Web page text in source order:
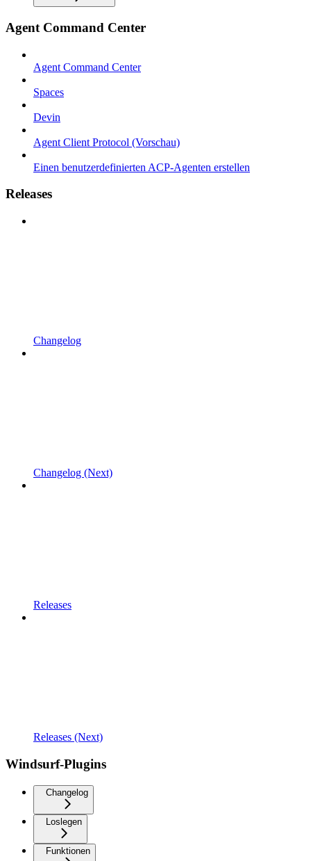
Agent Command Center
Agent Command Center
Spaces
Devin
Agent Client Protocol (Vorschau)
Einen benutzerdefinierten ACP-Agenten erstellen
Releases
Changelog
Changelog (Next)
Releases
Releases (Next)
Windsurf-Plugins
Changelog
Loslegen
Funktionen